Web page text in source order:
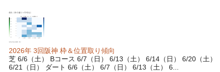
2026年 3回阪神 枠＆位置取り傾向
芝 6/6（土） Bコース 6/7（日） 6/13（土） 6/14（日） 6/20（土）
6/21（日） ダート 6/6（土） 6/7（日） 6/13（土） 6...